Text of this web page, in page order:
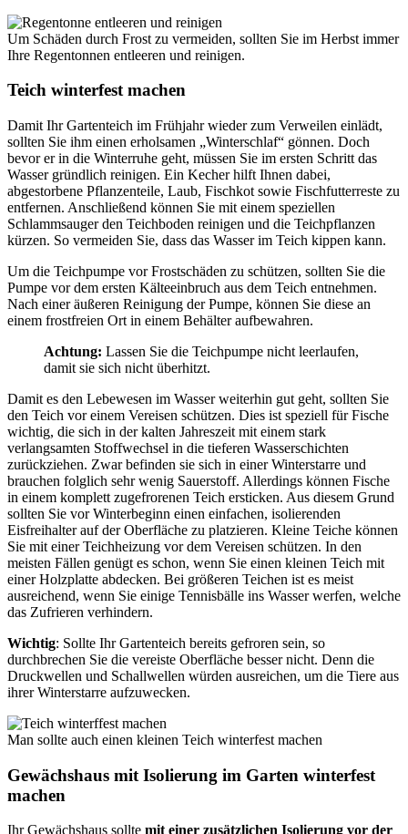
Um Schäden durch Frost zu vermeiden, sollten Sie im Herbst immer
Ihre Regentonnen entleeren und reinigen.
Teich winterfest machen
Damit Ihr Gartenteich im Frühjahr wieder zum Verweilen einlädt,
sollten Sie ihm einen erholsamen „Winterschlaf“ gönnen. Doch
bevor er in die Winterruhe geht, müssen Sie im ersten Schritt das
Wasser gründlich reinigen. Ein Kecher hilft Ihnen dabei,
abgestorbene Pflanzenteile, Laub, Fischkot sowie Fischfutterreste zu
entfernen. Anschließend können Sie mit einem speziellen
Schlammsauger den Teichboden reinigen und die Teichpflanzen
kürzen. So vermeiden Sie, dass das Wasser im Teich kippen kann.
Um die Teichpumpe vor Frostschäden zu schützen, sollten Sie die
Pumpe vor dem ersten Kälteeinbruch aus dem Teich entnehmen.
Nach einer äußeren Reinigung der Pumpe, können Sie diese an
einem frostfreien Ort in einem Behälter aufbewahren.
Achtung: Lassen Sie die Teichpumpe nicht leerlaufen,
damit sie sich nicht überhitzt.
Damit es den Lebewesen im Wasser weiterhin gut geht, sollten Sie
den Teich vor einem Vereisen schützen. Dies ist speziell für Fische
wichtig, die sich in der kalten Jahreszeit mit einem stark
verlangsamten Stoffwechsel in die tieferen Wasserschichten
zurückziehen. Zwar befinden sie sich in einer Winterstarre und
brauchen folglich sehr wenig Sauerstoff. Allerdings können Fische
in einem komplett zugefrorenen Teich ersticken. Aus diesem Grund
sollten Sie vor Winterbeginn einen einfachen, isolierenden
Eisfreihalter auf der Oberfläche zu platzieren. Kleine Teiche können
Sie mit einer Teichheizung vor dem Vereisen schützen. In den
meisten Fällen genügt es schon, wenn Sie einen kleinen Teich mit
einer Holzplatte abdecken. Bei größeren Teichen ist es meist
ausreichend, wenn Sie einige Tennisbälle ins Wasser werfen, welche
das Zufrieren verhindern.
Wichtig: Sollte Ihr Gartenteich bereits gefroren sein, so
durchbrechen Sie die vereiste Oberfläche besser nicht. Denn die
Druckwellen und Schallwellen würden ausreichen, um die Tiere aus
ihrer Winterstarre aufzuwecken.
Man sollte auch einen kleinen Teich winterfest machen
Gewächshaus mit Isolierung im Garten winterfest
machen
Ihr Gewächshaus sollte mit einer zusätzlichen Isolierung vor der